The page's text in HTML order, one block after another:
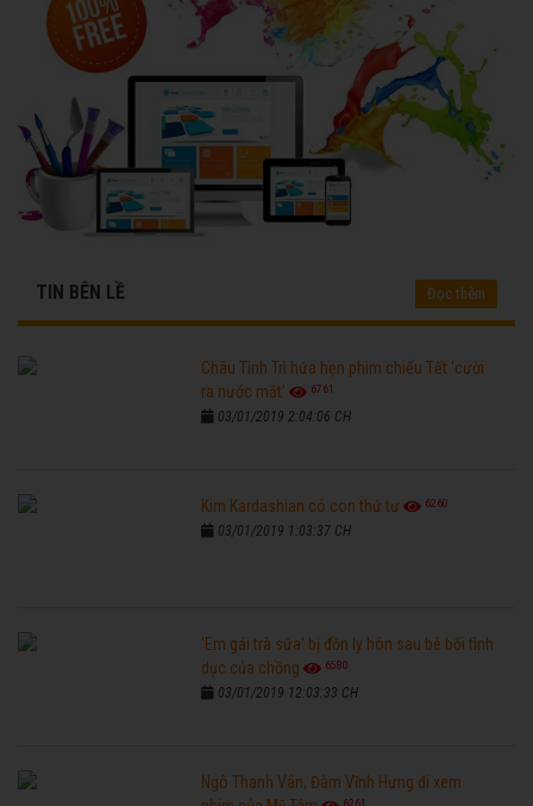
TIN BÊN LỀ Đọc thêm
Châu Tinh Trì hứa hẹn phim chiếu Tết 'cười
ra nước mắt'
6761
03/01/2019 2:04:06 CH
Kim Kardashian có con thứ tư 6260
03/01/2019 1:03:37 CH
'Em gái trà sữa' bị đồn ly hôn sau bê bối tình
dục của chồng
6580
03/01/2019 12:03:33 CH
Ngô Thanh Vân, Đàm Vĩnh Hưng đi xem
6261